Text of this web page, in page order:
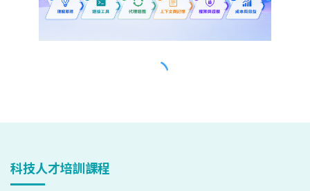
科技人才培訓課程